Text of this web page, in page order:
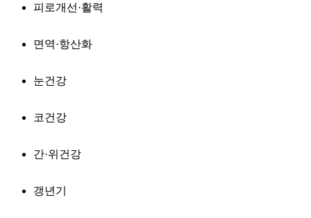
피로개선·활력
면역·항산화
눈건강
코건강
간·위건강
갱년기